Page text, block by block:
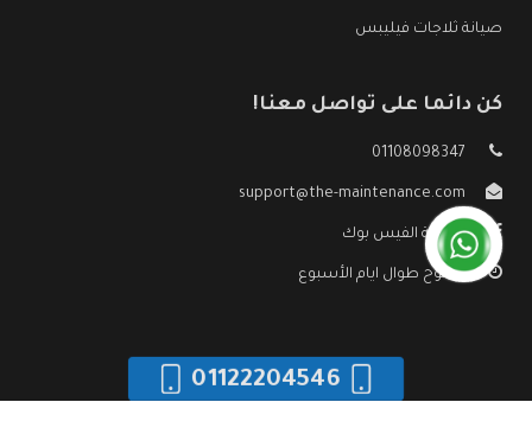
صيانة ثلاجات فيليبس
كن دائما على تواصل معنا!
01108098347
support@the-maintenance.com
صفحة الفيس بوك
مفتوح طوال ايام الأسبوع
01122204546